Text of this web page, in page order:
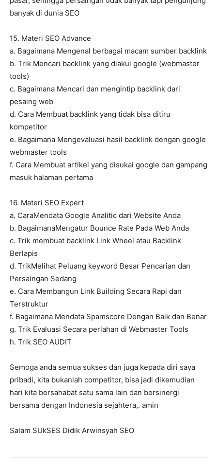
banyak di dunia SEO
15. Materi SEO Advance
a. Bagaimana Mengenal berbagai macam sumber backlink
b. Trik Mencari backlink yang diakui google (webmaster
tools)
c. Bagaimana Mencari dan mengintip backlink dari
pesaing web
d. Cara Membuat backlink yang tidak bisa ditiru
kompetitor
e. Bagaimana Mengevaluasi hasil backlink dengan google
webmaster tools
f. Cara Membuat artikel yang disukai google dan gampang
masuk halaman pertama
16. Materi SEO Expert
a. CaraMendata Google Analitic dari Website Anda
b. BagaimanaMengatur Bounce Rate Pada Web Anda
c. Trik membuat backlink Link Wheel atau Backlink
Berlapis
d. TrikMelihat Peluang keyword Besar Pencarian dan
Persaingan Sedang
e. Cara Membangun Link Building Secara Rapi dan
Terstruktur
f. Bagaimana Mendata Spamscore Dengan Baik dan Benar
g. Trik Evaluasi Secara perlahan di Webmaster Tools
h. Trik SEO AUDIT
Semoga anda semua sukses dan juga kepada diri saya
pribadi, kita bukanlah competitor, bisa jadi dikemudian
hari kita bersahabat satu sama lain dan bersinergi
bersama dengan Indonesia sejahtera,. amin
Salam SUkSES Didik Arwinsyah SEO